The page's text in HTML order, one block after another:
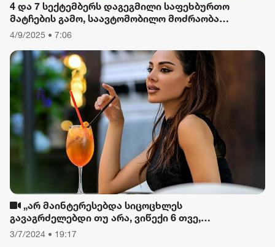
4 და 7 სექტემბერს დაგეგმილი საფეხბურთო
მატჩების გამო, საავტომობილო მოძრაობა
შეიზღუდება
4/9/2025 • 7:06
„არ მაინტერესებდა სიცოცხლეს
გავაგრძელებდი თუ არა, ვიწექი 6 თვე,
დავიწყებული მქონდა კვება, ფიზიკური მოძრაობა“
3/7/2024 • 19:17